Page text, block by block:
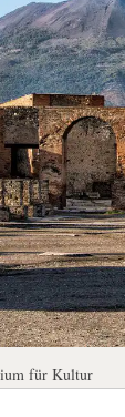
für Kultur